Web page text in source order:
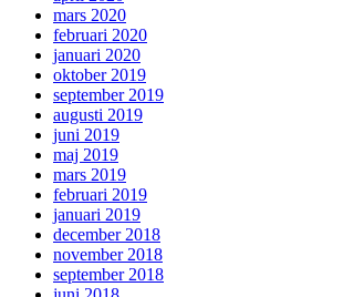
mars 2020
februari 2020
januari 2020
oktober 2019
september 2019
augusti 2019
juni 2019
maj 2019
mars 2019
februari 2019
januari 2019
december 2018
november 2018
september 2018